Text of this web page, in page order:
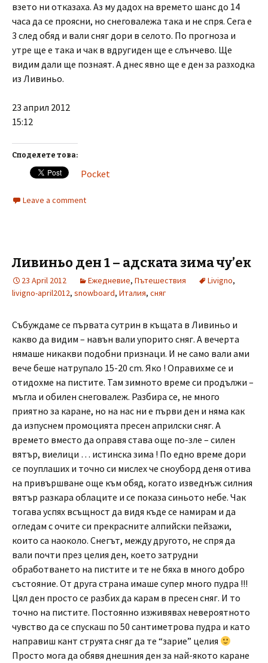
взето ни отказаха. Аз му дадох на времето шанс до 14
часа да се проясни, но снеговалежа така и не спря. Сега е
3 след обяд и вали сняг дори в селото. По прогноза и
утре ще е така и чак в вдругиден ще е слънчево. Ще
видим дали ще познаят. А днес явно ще е ден за разходка
из Ливиньо.
23 април 2012
15:12
Споделете това:
Pocket
Leave a comment
Ливиньо ден 1 – адската зима чу’ек
23 April 2012 Ежедневие, Пътешествия Livigno,
livigno-april2012, snowboard, Италия, сняг
Събуждаме се първата сутрин в къщата в Ливиньо и
какво да видим – навън вали упорито сняг. А вечерта
нямаше никакви подобни признаци. И не само вали ами
вече беше натрупало 15-20 cm. Яко ! Оправихме се и
отидохме на пистите. Там зимното време си продължи –
мъгла и обилен снеговалеж. Разбира се, не много
приятно за каране, но на нас ни е първи ден и няма как
да изпуснем промоцията пресен априлски сняг. А
времето вместо да оправя става още по-зле – силен
вятър, виелици … истинска зима ! По едно време дори
се поуплаших и точно си мислех че сноуборд деня отива
на привършване още към обяд, когато изведнъж силния
вятър разкара облаците и се показа синьото небе. Чак
тогава успях всъщност да видя къде се намирам и да
огледам с очите си прекрасните алпийски пейзажи,
които са наоколо. Снегът, между другото, не спря да
вали почти през целия ден, което затрудни
обработването на пистите и те не бяха в много добро
състояние. От друга страна имаше супер много пудра !!!
Цял ден просто се разбих да карам в пресен сняг. И то
точно на пистите. Постоянно изживявах невероятното
чувство да се спускаш по 50 сантиметрова пудра и като
направиш кант струята сняг да те “зарие” целия
Просто мога да обявя днешния ден за най-якото каране